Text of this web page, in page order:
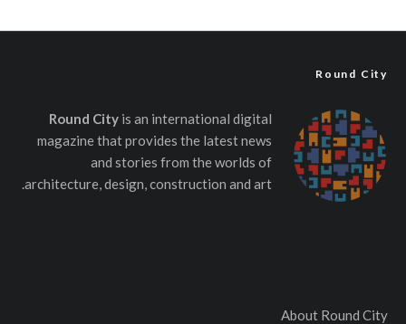
Round City
Round Cityis an international digital
magazine that provides the latest news
and stories from the worlds of
architecture, design, construction and art.
About Round City